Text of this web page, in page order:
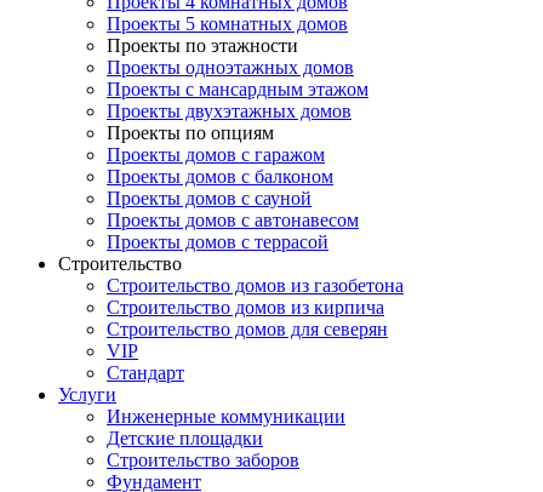
Проекты 5 комнатных домов
Проекты по этажности
Проекты одноэтажных домов
Проекты с мансардным этажом
Проекты двухэтажных домов
Проекты по опциям
Проекты домов с гаражом
Проекты домов с балконом
Проекты домов с сауной
Проекты домов с автонавесом
Проекты домов с террасой
Строительство
Строительство домов из газобетона
Строительство домов из кирпича
Строительство домов для северян
VIP
Стандарт
Услуги
Инженерные коммуникации
Детские площадки
Строительство заборов
Фундамент